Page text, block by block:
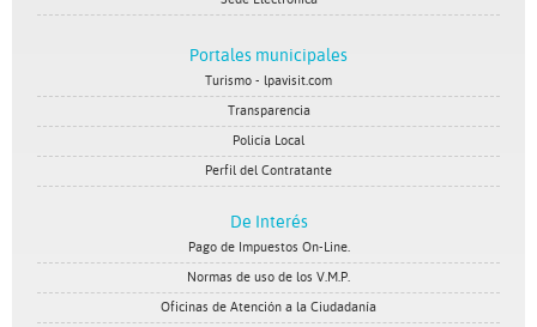
Portales municipales
Turismo - lpavisit.com
Transparencia
Policía Local
Perfil del Contratante
De Interés
Pago de Impuestos On-Line.
Normas de uso de los V.M.P.
Oficinas de Atención a la Ciudadanía